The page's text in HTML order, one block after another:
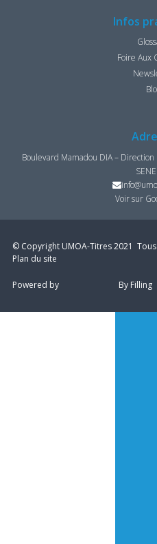
Infos
Foire Aux
Boulevard Mamadou DIA –
Voir sur
© Copyright UMOA­-Titres 2021
Plan du site
Powered by By Filling